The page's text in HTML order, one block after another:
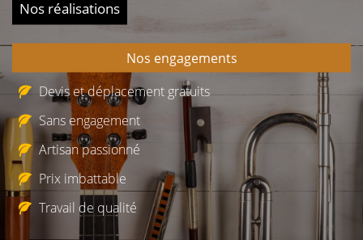
Nos réalisations
Nos engagements
Devis et déplacement gratuits
Sans engagement
Artisan passionné
Prix imbattable
Travail de qualité